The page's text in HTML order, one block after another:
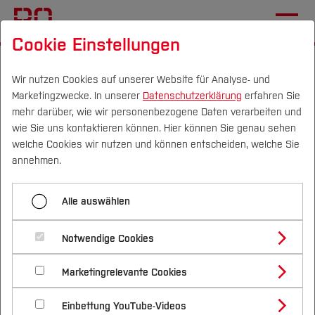
Campus Personen DE|EN Quicklinks
Studium
Studienangebote
Bachelorstudiengänge
Masterstudiengänge
Vor dem Studium
Bewerben & Einschreiben
Bewerbungsportal
Im Studium
Studienbüros und Prüfungen
Nach dem Studium
Forschung & Transfer
Profil
Forschungs- und Transferprofil
Schwerpunkte (FuT)
Beratung & Förderung
Nachhaltigkeit
Nachhaltigkeit studieren
International
Zentrale Studienberatung
Vor dem Studium
Menü aufklappen
Angebote für Schulen
Unterwegs auf Messen
Schnupperangebote an der BO
Workshops & Info-Vorträge
Feedback Veranstaltung
Studienorientierung an der BO
Feedback Veranstaltung
Studienorientierung an der BO
Cookie Einstellungen
Wir nutzen Cookies auf unserer Website für Analyse- und
Marketingzwecke. In unserer Datenschutzerklärung erfahren Sie
mehr darüber, wie wir personenbezogene Daten verarbeiten und
wie Sie uns kontaktieren können. Hier können Sie genau sehen
welche Cookies wir nutzen und können entscheiden, welche Sie
annehmen.
Alle auswählen
Notwendige Cookies
Marketingrelevante Cookies
Einbettung YouTube-Videos